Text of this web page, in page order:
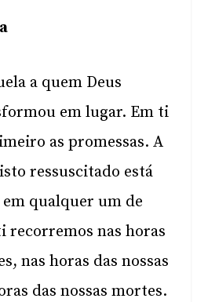
a quem Deus
em lugar. Em ti
as promessas. A
ressuscitado está
qualquer um de
recorremos nas horas
nas horas das nossas
das nossas mortes.